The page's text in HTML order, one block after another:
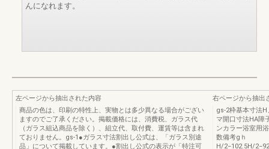
んになれます。
左ページから抽出された内容
商品の色は、印刷の特性上、実物とは多少異なる場合がござい
ますのでご了承ください。掲載価格には、消費税、ガラス代
（ガラス組込商品を除く）、組立代、取付費、運賃等は含まれ
ておりません。gs-1●ガラス寸法割出し公式は、「ガラス別途
品」について掲載しています。●割出し公式の表示が「特注可
右ページから抽出
gs-2枠基本寸法
マ開口寸法HA障
ンカラー浴室用
数備考gｈ
H/2−102.5H/